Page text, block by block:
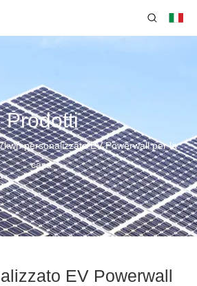
Prodotti
personalizzato EV Powerwall per la
casa
EV Powerwall